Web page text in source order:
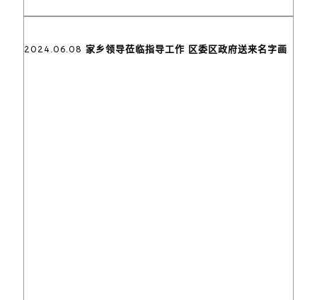
2024.06.08 家乡领导莅临指导工作 区委区政府送来名字画